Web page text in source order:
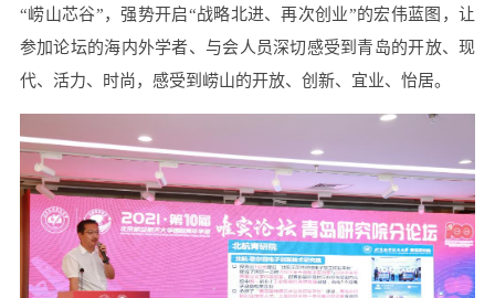
“崂山芯谷”，强势开启“战略北进、再次创业”的宏伟蓝图，让
参加论坛的海内外学者、与会人员深切感受到青岛的开放、现
代、活力、时尚，感受到崂山的开放、创新、宜业、怡居。